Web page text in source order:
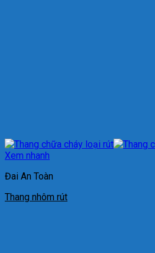
Xem nhanh
Đai An Toàn
Thang nhôm rút